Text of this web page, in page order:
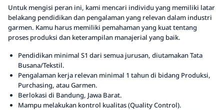
Untuk mengisi peran ini, kami mencari individu yang memiliki latar
belakang pendidikan dan pengalaman yang relevan dalam industri
garmen. Kamu harus memiliki pemahaman yang kuat tentang
proses produksi dan keterampilan manajerial yang baik.
Pendidikan minimal S1 dari semua jurusan, diutamakan Tata
Busana/Tekstil.
Pengalaman kerja relevan minimal 1 tahun di bidang Produksi,
Purchasing, atau Garmen.
Berlokasi di Bandung, Jawa Barat.
Mampu melakukan kontrol kualitas (Quality Control).